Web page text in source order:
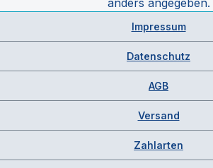
anders angegeben.
Impressum
Datenschutz
AGB
Versand
Zahlarten